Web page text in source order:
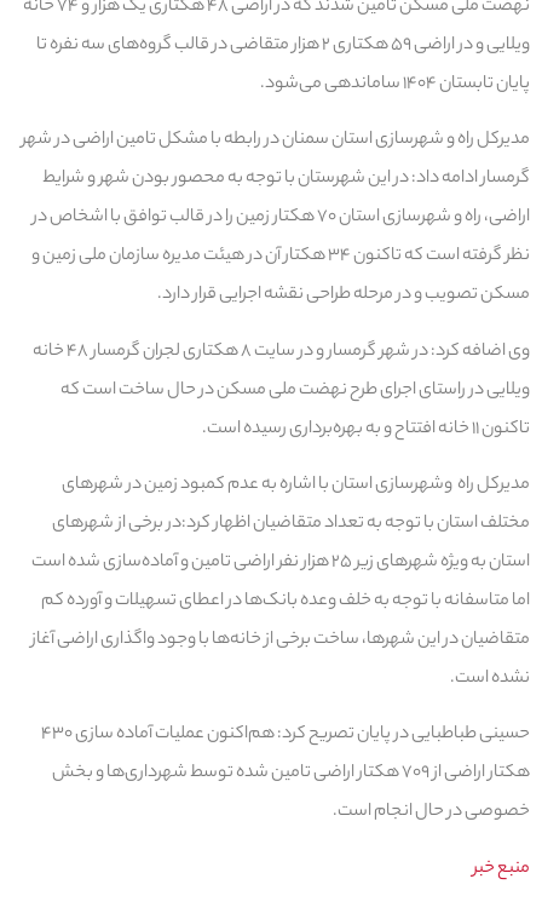
نهضت ملی مسکن تامین شدند که در اراضی ۴۸ هکتاری یک هزار و ۷۴ خانه
ویلایی و در اراضی ۵۹ هکتاری ۲ هزار متقاضی در قالب گروه‌های سه نفره تا
پایان تابستان ۱۴۰۴ ساماندهی می‌شود.
مدیرکل راه و شهرسازی استان سمنان در رابطه با مشکل تامین اراضی در شهر
گرمسار ادامه داد: در این شهرستان با توجه به محصور بودن شهر و شرایط
اراضی، راه و شهرسازی استان ۷۰ هکتار زمین را در قالب توافق با اشخاص در
نظر گرفته است که تاکنون ۳۴ هکتار آن در هیئت مدیره سازمان ملی زمین و
مسکن تصویب و در مرحله طراحی نقشه اجرایی قرار دارد.
وی اضافه کرد: در شهر گرمسار و در سایت ۸ هکتاری لجران گرمسار ۴۸ خانه
ویلایی در راستای اجرای طرح نهضت ملی مسکن در حال ساخت است که
تاکنون ۱۱ خانه افتتاح و به بهره‌برداری رسیده است.
مدیرکل راه وشهرسازی استان با اشاره به عدم کمبود زمین در شهرهای
مختلف استان با توجه به تعداد متقاضیان اظهار کرد:در برخی از شهرهای
استان به ویژه شهرهای زیر ۲۵ هزار نفر اراضی تامین و آماده‌سازی شده است
اما متاسفانه با توجه به خلف وعده بانک‌ها در اعطای تسهیلات و آورده کم
متقاضیان در این شهرها، ساخت برخی از خانه‌ها با وجود واگذاری اراضی آغاز
نشده است.
حسینی طباطبایی در پایان تصریح کرد: هم‌اکنون عملیات آماده سازی ۴۳۰
هکتار اراضی از ۷۰۹ هکتار اراضی تامین شده توسط شهرداری‌ها و بخش
خصوصی در حال انجام است.
منبع خبر